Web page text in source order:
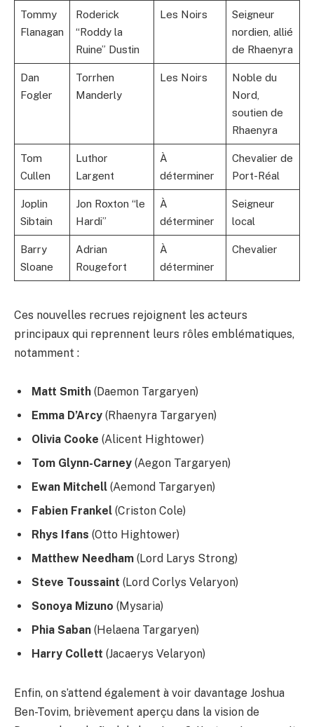
Tommy
Flanagan
Roderick
“Roddy la
Ruine” Dustin
Les Noirs
Seigneur
nordien, allié
de Rhaenyra
Dan
Fogler
Torrhen
Manderly
Les Noirs
Noble du
Nord,
soutien de
Rhaenyra
Tom
Cullen
Luthor
Largent
À
déterminer
Chevalier de
Port-Réal
Joplin
Sibtain
Jon Roxton “le
Hardi”
À
déterminer
Seigneur
local
Barry
Sloane
Adrian
Rougefort
À
déterminer
Chevalier
Ces nouvelles recrues rejoignent les acteurs
principaux qui reprennent leurs rôles emblématiques,
notamment :
Matt Smith (Daemon Targaryen)
Emma D’Arcy (Rhaenyra Targaryen)
Olivia Cooke (Alicent Hightower)
Tom Glynn-Carney (Aegon Targaryen)
Ewan Mitchell (Aemond Targaryen)
Fabien Frankel (Criston Cole)
Rhys Ifans (Otto Hightower)
Matthew Needham (Lord Larys Strong)
Steve Toussaint (Lord Corlys Velaryon)
Sonoya Mizuno (Mysaria)
Phia Saban (Helaena Targaryen)
Harry Collett (Jacaerys Velaryon)
Enfin, on s’attend également à voir davantage Joshua
Ben-Tovim, brièvement aperçu dans la vision de